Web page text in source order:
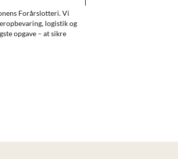
Forårslotteri. Vi
logistik og
opgave – at sikre